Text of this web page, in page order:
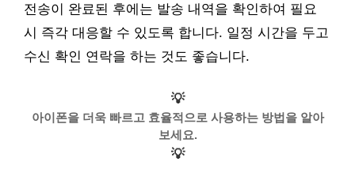
전송이 완료된 후에는 발송 내역을 확인하여 필요
시 즉각 대응할 수 있도록 합니다. 일정 시간을 두고
수신 확인 연락을 하는 것도 좋습니다.
💡
아이폰을 더욱 빠르고 효율적으로 사용하는 방법을 알아
보세요.
💡